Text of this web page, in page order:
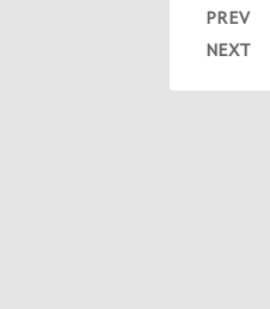
PREV
NEXT